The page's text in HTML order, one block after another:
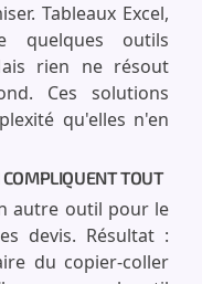
Tableaux Excel,
quelques outils
rien ne résout
Ces solutions
qu'elles n'en
TOUT
autre outil pour le
devis. Résultat :
du copier-coller